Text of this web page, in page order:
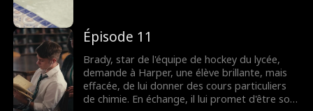
que se passera-t-il lorsque leur attirance
deviendra impossible à ignorer ?
Épisode 11
Brady, star de l'équipe de hockey du lycée,
demande à Harper, une élève brillante, mais
effacée, de lui donner des cours particuliers
de chimie. En échange, il lui promet d'être son